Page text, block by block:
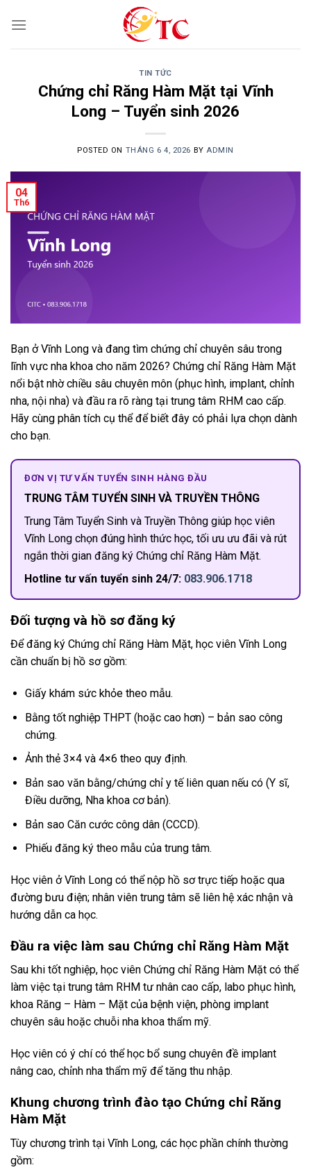
TIN TỨC
Chứng chỉ Răng Hàm Mặt tại Vĩnh
Long – Tuyển sinh 2026
POSTED ON THÁNG 6 4, 2026 BY ADMIN
04
Th6
Bạn ở Vĩnh Long và đang tìm chứng chỉ chuyên sâu trong
lĩnh vực nha khoa cho năm 2026? Chứng chỉ Răng Hàm Mặt
nổi bật nhờ chiều sâu chuyên môn (phục hình, implant, chỉnh
nha, nội nha) và đầu ra rõ ràng tại trung tâm RHM cao cấp.
Hãy cùng phân tích cụ thể để biết đây có phải lựa chọn dành
cho bạn.
ĐƠN VỊ TƯ VẤN TUYỂN SINH HÀNG ĐẦU
TRUNG TÂM TUYỂN SINH VÀ TRUYỀN THÔNG
Trung Tâm Tuyển Sinh và Truyền Thông giúp học viên
Vĩnh Long chọn đúng hình thức học, tối ưu ưu đãi và rút
ngắn thời gian đăng ký Chứng chỉ Răng Hàm Mặt.
Hotline tư vấn tuyển sinh 24/7: 083.906.1718
Đối tượng và hồ sơ đăng ký
Để đăng ký Chứng chỉ Răng Hàm Mặt, học viên Vĩnh Long
cần chuẩn bị hồ sơ gồm:
Giấy khám sức khỏe theo mẫu.
Bằng tốt nghiệp THPT (hoặc cao hơn) – bản sao công
chứng.
Ảnh thẻ 3×4 và 4×6 theo quy định.
Bản sao văn bằng/chứng chỉ y tế liên quan nếu có (Y sĩ,
Điều dưỡng, Nha khoa cơ bản).
Bản sao Căn cước công dân (CCCD).
Phiếu đăng ký theo mẫu của trung tâm.
Học viên ở Vĩnh Long có thể nộp hồ sơ trực tiếp hoặc qua
đường bưu điện; nhân viên trung tâm sẽ liên hệ xác nhận và
hướng dẫn ca học.
Đầu ra việc làm sau Chứng chỉ Răng Hàm Mặt
Sau khi tốt nghiệp, học viên Chứng chỉ Răng Hàm Mặt có thể
làm việc tại trung tâm RHM tư nhân cao cấp, labo phục hình,
khoa Răng – Hàm – Mặt của bệnh viện, phòng implant
chuyên sâu hoặc chuỗi nha khoa thẩm mỹ.
Học viên có ý chí có thể học bổ sung chuyên đề implant
nâng cao, chỉnh nha thẩm mỹ để tăng thu nhập.
Khung chương trình đào tạo Chứng chỉ Răng
Hàm Mặt
Tùy chương trình tại Vĩnh Long, các học phần chính thường
gồm: